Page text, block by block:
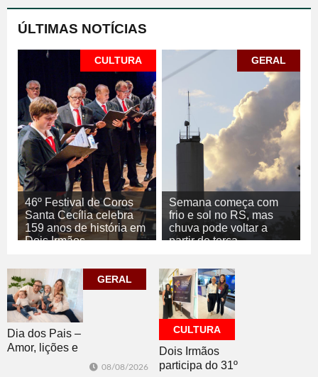
ÚLTIMAS NOTÍCIAS
CULTURA
46º Festival de Coros
Santa Cecília celebra
159 anos de história em
Dois Irmãos
CULTURA
GERAL
Semana começa com
frio e sol no RS, mas
chuva pode voltar a
partir de terça
GERAL
Dia dos Pais –
Amor, lições e
08/08/2026
CULTURA
Dois Irmãos
participa do 31º